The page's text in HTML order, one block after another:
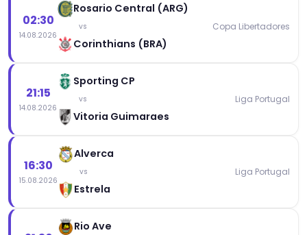
02:30
14.08.2026
Rosario Central (ARG)
vs
Corinthians (BRA)
Copa Libertadores
21:15
14.08.2026
Sporting CP
vs
Vitoria Guimaraes
Liga Portugal
16:30
15.08.2026
Alverca
vs
Estrela
Liga Portugal
Rio Ave